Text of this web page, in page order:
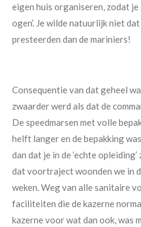
eigen huis organiseren, zodat je
ogen’. Je wilde natuurlijk niet
presteerden dan de mariniers!
Consequentie van dat geheel
zwaarder werd als dat de
De speedmarsen met volle
helft langer en de bepakking
dan dat je in de ‘echte
dat voortraject woonden we in
weken. Weg van alle sanitaire
faciliteiten die de kazerne
kazerne voor wat dan ook, was